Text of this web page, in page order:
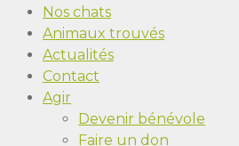
Nos chats
Animaux trouvés
Actualités
Contact
Agir
Devenir bénévole
Faire un don